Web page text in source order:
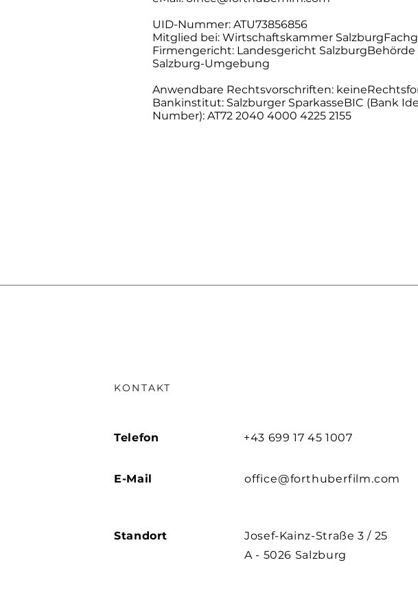
UID-Nummer: ATU73856856
Mitglied bei: Wirtschaftskammer
Firmengericht: Landesgericht
Salzburg-Umgebung
Anwendbare Rechtsvorschriften:
Bankinstitut: Salzburger SparkasseBIC (Bank
Number): AT72 2040 4000 4225 2155
KONTAKT
Telefon
E-Mail
Standort
+43 699 17 45 1007
office@forthuberfilm.com
Josef-Kainz-Straße 3 / 25
A - 5026 Salzburg